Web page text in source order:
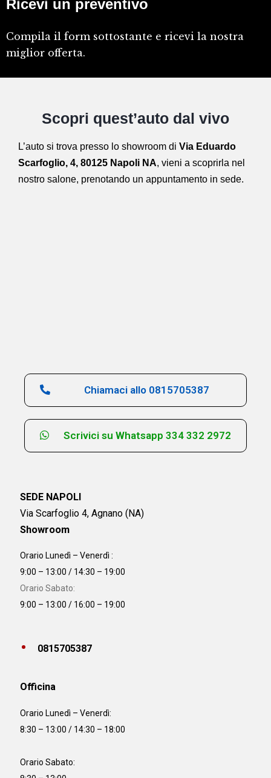
Ricevi un preventivo
Compila il form sottostante e ricevi la nostra
miglior offerta.
Scopri quest’auto dal vivo
L’auto si trova presso lo showroom di Via Eduardo
Scarfoglio, 4, 80125 Napoli NA, vieni a scoprirla nel
nostro salone, prenotando un appuntamento in sede.
Chiamaci allo 0815705387
Scrivici su Whatsapp 334 332 2972
SEDE NAPOLI
Via Scarfoglio 4, Agnano (NA)
Showroom
Orario Lunedì – Venerdì :
9:00 – 13:00 / 14:30 – 19:00
Orario Sabato:
9:00 – 13:00 / 16:00 – 19:00
0815705387
Officina
Orario Lunedì – Venerdì:
8:30 – 13:00 / 14:30 – 18:00
Orario Sabato: